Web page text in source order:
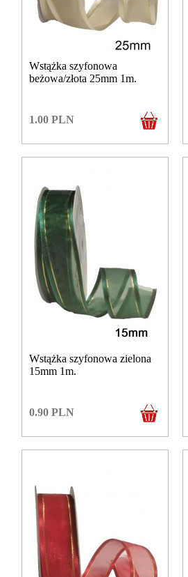
Wstążka szyfonowa
beżowa/złota 25mm 1m.
1.00 PLN
Wstążka szyfonowa zielona
15mm 1m.
0.90 PLN